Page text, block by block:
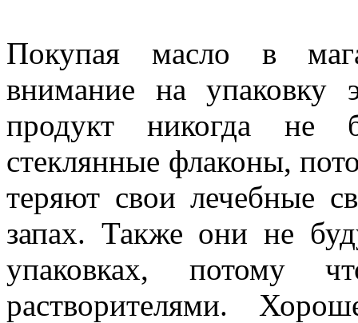
Покупая масло в
внимание на упаковку
продукт никогда не
стеклянные флаконы,
теряют свои лечебные
запах. Также они не
упаковках, потому
растворителями.